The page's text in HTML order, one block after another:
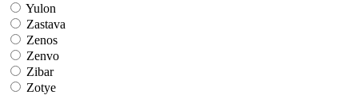
Yulon
Zastava
Zenos
Zenvo
Zibar
Zotye